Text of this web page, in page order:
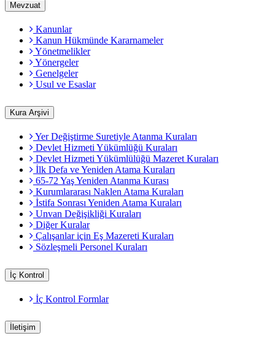
Mevzuat
Kanunlar
Kanun Hükmünde Kararnameler
Yönetmelikler
Yönergeler
Genelgeler
Usul ve Esaslar
Kura Arşivi
Yer Değiştirme Suretiyle Atanma Kuraları
Devlet Hizmeti Yükümlüğü Kuraları
Devlet Hizmeti Yükümlülüğü Mazeret Kuraları
İlk Defa ve Yeniden Atama Kuraları
65-72 Yaş Yeniden Atanma Kurası
Kurumlararası Naklen Atama Kuraları
İstifa Sonrası Yeniden Atama Kuraları
Unvan Değişikliği Kuraları
Diğer Kuralar
Çalışanlar için Eş Mazereti Kuraları
Sözleşmeli Personel Kuraları
İç Kontrol
İç Kontrol Formlar
İletişim